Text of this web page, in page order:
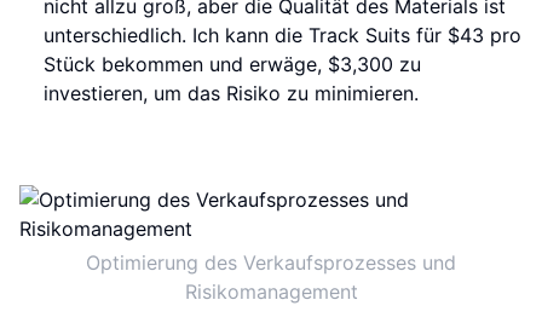
nicht allzu groß, aber die Qualität des Materials ist
unterschiedlich. Ich kann die Track Suits für $43 pro
Stück bekommen und erwäge, $3,300 zu
investieren, um das Risiko zu minimieren.
Optimierung des Verkaufsprozesses und
Risikomanagement